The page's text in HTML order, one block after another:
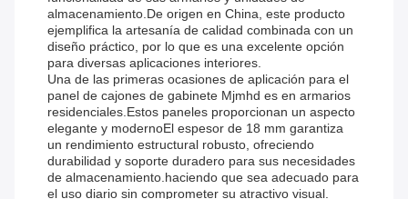
almacenamiento.De origen en China, este producto
ejemplifica la artesanía de calidad combinada con un
diseño práctico, por lo que es una excelente opción
para diversas aplicaciones interiores.
Una de las primeras ocasiones de aplicación para el
panel de cajones de gabinete Mjmhd es en armarios
residenciales.Estos paneles proporcionan un aspecto
elegante y modernoEl espesor de 18 mm garantiza
un rendimiento estructural robusto, ofreciendo
durabilidad y soporte duradero para sus necesidades
de almacenamiento.haciendo que sea adecuado para
el uso diario sin comprometer su atractivo visual.